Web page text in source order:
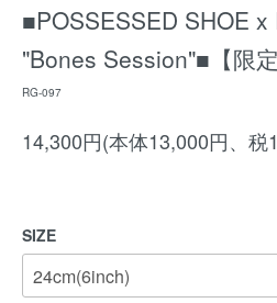
■POSSESSED SHOE x
"Bones Session"■【限定
RG-097
14,300円(本体13,000円、税
SIZE